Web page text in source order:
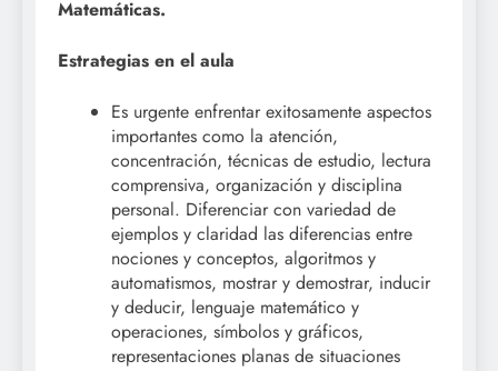
Matemáticas.
Estrategias en el aula
Es urgente enfrentar exitosamente aspectos
importantes como la atención,
concentración, técnicas de estudio, lectura
comprensiva, organización y disciplina
personal. Diferenciar con variedad de
ejemplos y claridad las diferencias entre
nociones y conceptos, algoritmos y
automatismos, mostrar y demostrar, inducir
y deducir, lenguaje matemático y
operaciones, símbolos y gráficos,
representaciones planas de situaciones